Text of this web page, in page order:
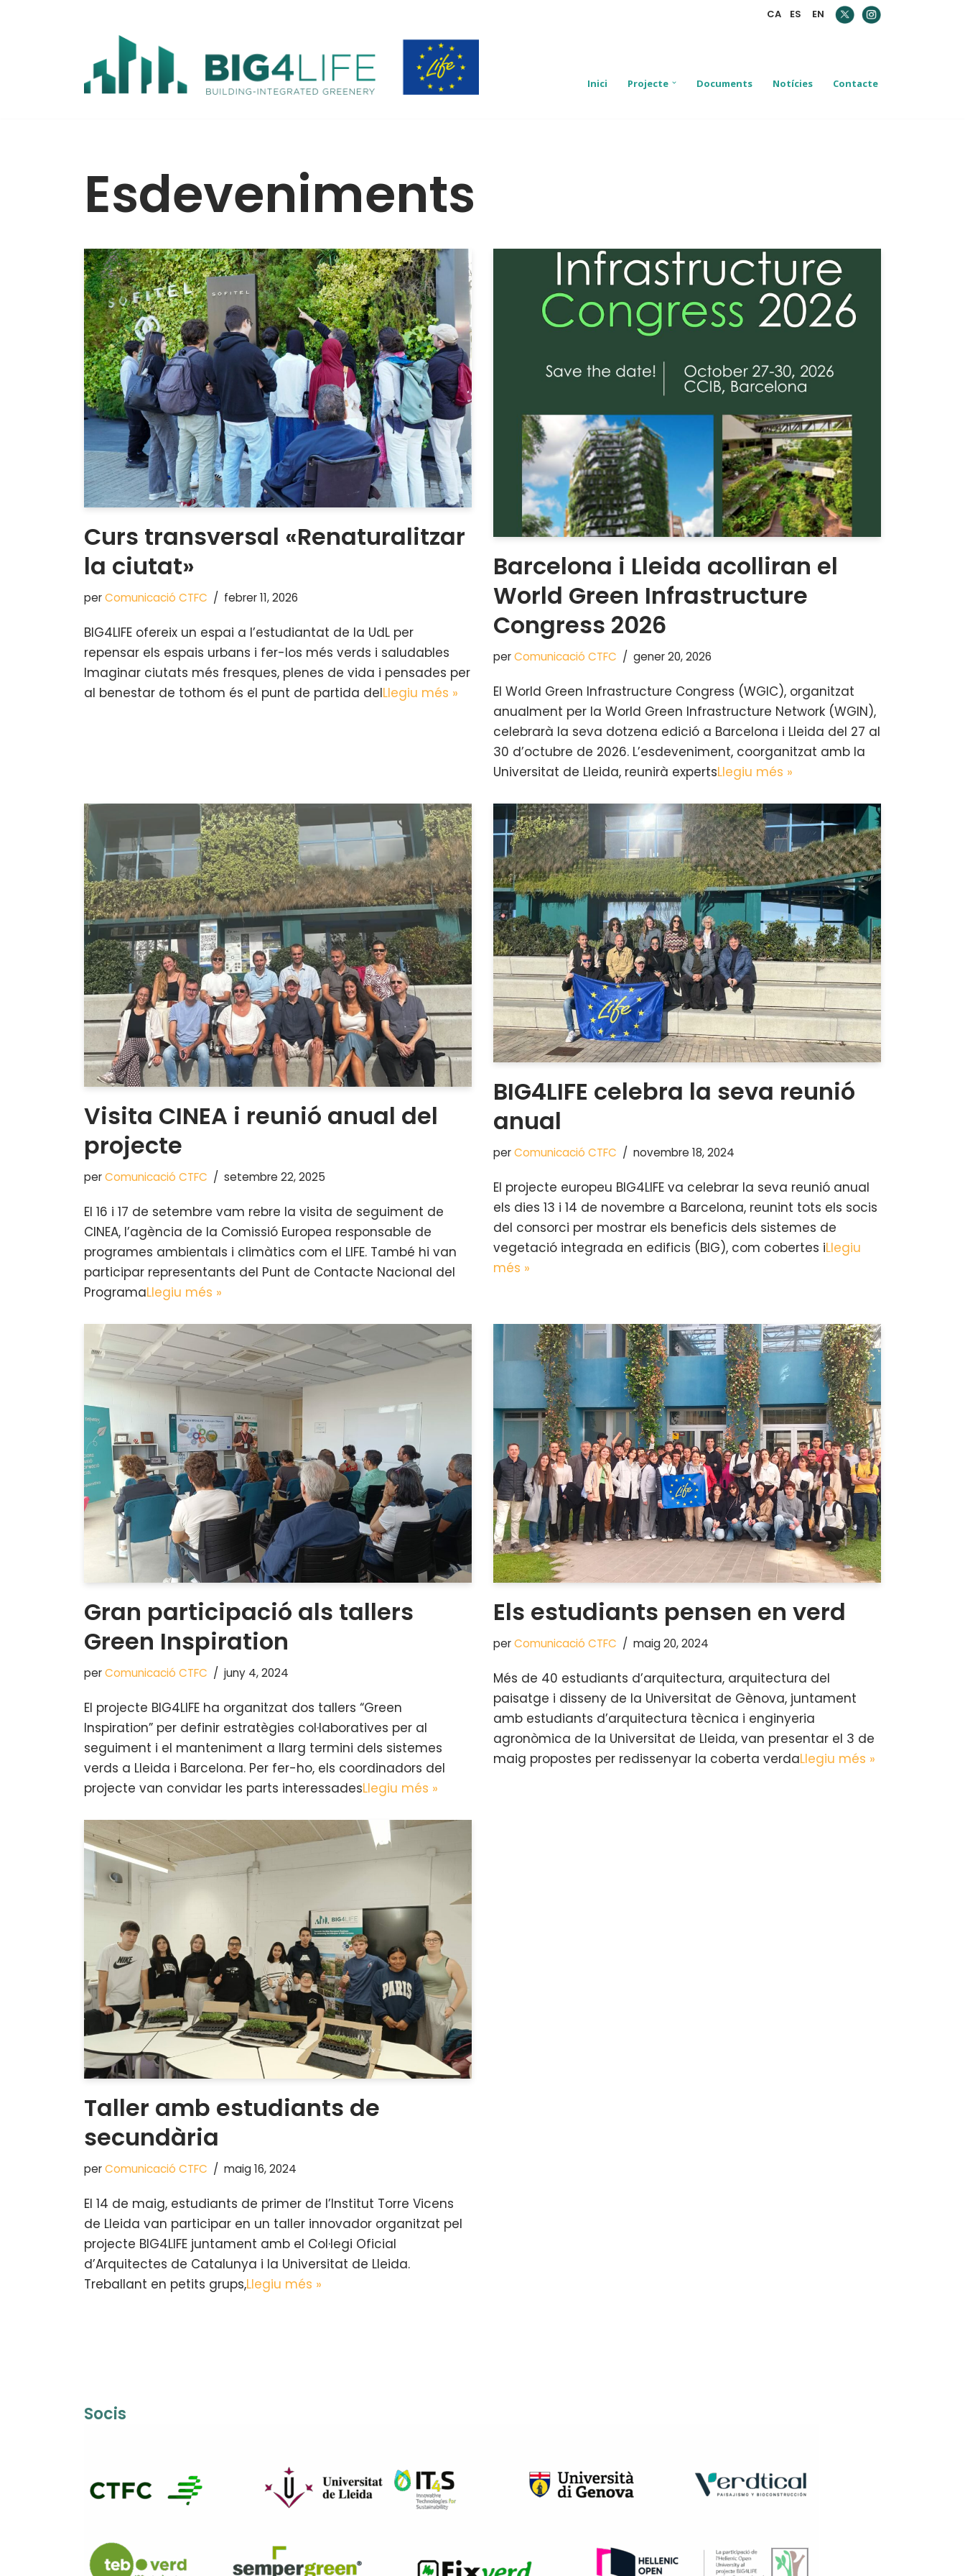
CA ES EN
Inici Projecte Documents Notícies Contacte
Esdeveniments
Curs transversal «Renaturalitzar
la ciutat»
perComunicació CTFC febrer 11, 2026
BIG4LIFE ofereix un espai a l’estudiantat de la UdL per
repensar els espais urbans i fer-los més verds i saludables
Imaginar ciutats més fresques, plenes de vida i pensades per
al benestar de tothom és el punt de partida delLlegiu més »
Barcelona i Lleida acolliran el
World Green Infrastructure
Congress 2026
perComunicació CTFC gener 20, 2026
El World Green Infrastructure Congress (WGIC), organitzat
anualment per la World Green Infrastructure Network (WGIN),
celebrarà la seva dotzena edició a Barcelona i Lleida del 27 al
30 d’octubre de 2026. L’esdeveniment, coorganitzat amb la
Universitat de Lleida, reunirà expertsLlegiu més »
Visita CINEA i reunió anual del
projecte
perComunicació CTFC setembre 22, 2025
El 16 i 17 de setembre vam rebre la visita de seguiment de
CINEA, l’agència de la Comissió Europea responsable de
programes ambientals i climàtics com el LIFE. També hi van
participar representants del Punt de Contacte Nacional del
ProgramaLlegiu més »
BIG4LIFE celebra la seva reunió
anual
perComunicació CTFC novembre 18, 2024
El projecte europeu BIG4LIFE va celebrar la seva reunió anual
els dies 13 i 14 de novembre a Barcelona, reunint tots els socis
del consorci per mostrar els beneficis dels sistemes de
vegetació integrada en edificis (BIG), com cobertes iLlegiu
més »
Gran participació als tallers
Green Inspiration
perComunicació CTFC juny 4, 2024
El projecte BIG4LIFE ha organitzat dos tallers “Green
Inspiration” per definir estratègies col·laboratives per al
seguiment i el manteniment a llarg termini dels sistemes
verds a Lleida i Barcelona. Per fer-ho, els coordinadors del
projecte van convidar les parts interessadesLlegiu més »
Els estudiants pensen en verd
perComunicació CTFC maig 20, 2024
Més de 40 estudiants d’arquitectura, arquitectura del
paisatge i disseny de la Universitat de Gènova, juntament
amb estudiants d’arquitectura tècnica i enginyeria
agronòmica de la Universitat de Lleida, van presentar el 3 de
maig propostes per redissenyar la coberta verdaLlegiu més »
Taller amb estudiants de
secundària
perComunicació CTFC maig 16, 2024
El 14 de maig, estudiants de primer de l’Institut Torre Vicens
de Lleida van participar en un taller innovador organitzat pel
projecte BIG4LIFE juntament amb el Col·legi Oficial
d’Arquitectes de Catalunya i la Universitat de Lleida.
Treballant en petits grups,Llegiu més »
Socis